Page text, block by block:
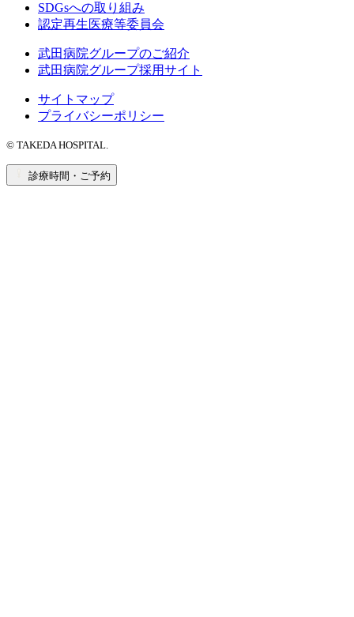
SDGsへの取り組み
認定再生医療等委員会
武田病院グループのご紹介
武田病院グループ採用サイト
サイトマップ
プライバシーポリシー
© TAKEDA HOSPITAL.
診療時間・ご予約